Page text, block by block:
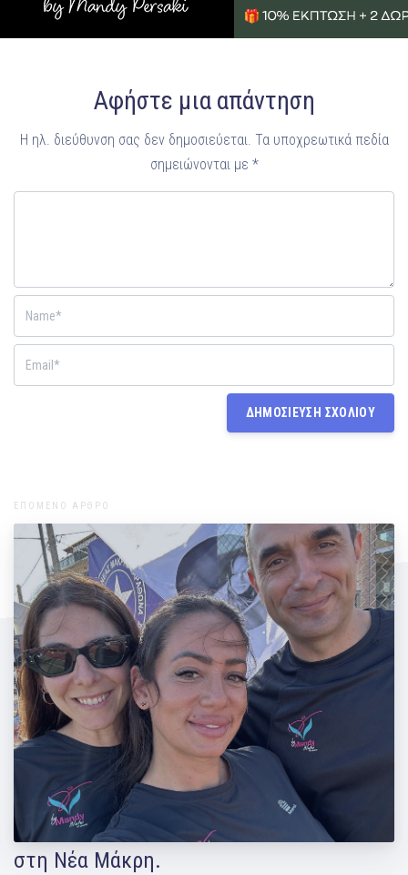
Αφήστε μια απάντηση
Η ηλ. διεύθυνση σας δεν δημοσιεύεται. Τα υποχρεωτικά πεδία
σημειώνονται με *
ΕΠΟΜΕΝΟ ΑΡΘΡΟ
Τα Pilates by Mandy αποτέλεσαν τον
ονοματοδότη και χορηγό του φετινού 3x3
στη Νέα Μάκρη.